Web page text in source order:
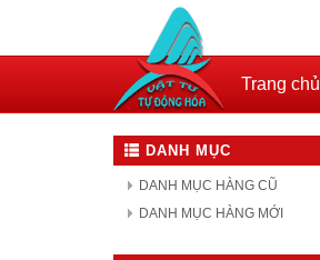
Trang chủ
DANH MỤC
DANH MỤC HÀNG CŨ
DANH MỤC HÀNG MỚI